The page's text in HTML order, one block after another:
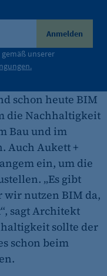
Anmelden
unserer
schon heute BIM
die Nachhaltigkeit
Bau und im
Auch Aukett +
ein, um die
„Es gibt
nutzen BIM da,
sagt Architekt
sollte der
schon beim